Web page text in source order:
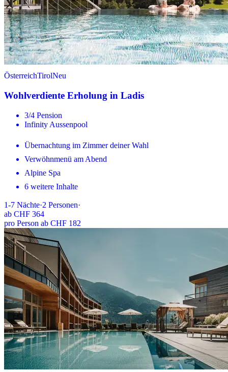
ÖsterreichTirolNeu
Wohlverdiente Erholung in Ladis
3/4 Pension
Infinity Aussenpool
Übernachtung im Zimmer deiner Wahl
Verwöhnmenü am Abend
Alpine Spa
6 weitere Inhalte
1-7 Nächte·2 Personen·
ab CHF 364
pro Person ab CHF 182